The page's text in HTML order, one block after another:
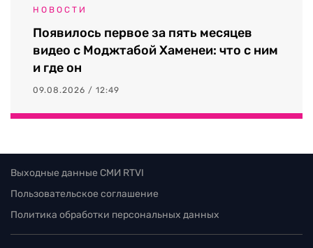
НОВОСТИ
Появилось первое за пять месяцев
видео с Моджтабой Хаменеи: что с ним
и где он
09.08.2026 / 12:49
Выходные данные СМИ RTVI
Пользовательское соглашение
Политика обработки персональных данных